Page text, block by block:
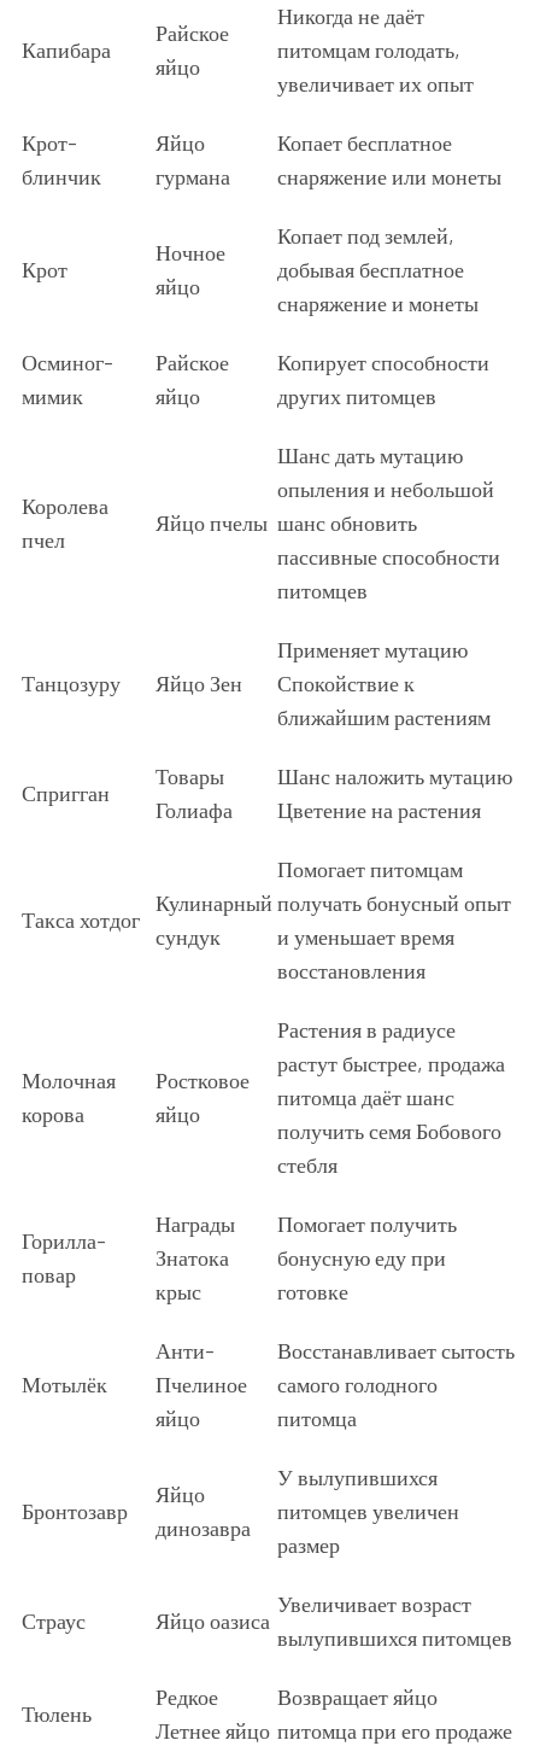
Капибара
Райское
яйцо
Никогда не даёт
питомцам голодать,
увеличивает их опыт
Крот-
блинчик
Яйцо
гурмана
Копает бесплатное
снаряжение или монеты
Крот
Ночное
яйцо
Копает под землей,
добывая бесплатное
снаряжение и монеты
Осминог-
мимик
Райское
яйцо
Копирует способности
других питомцев
Королева
пчел
Яйцо пчелы
Шанс дать мутацию
опыления и небольшой
шанс обновить
пассивные способности
питомцев
Танцозуру Яйцо Зен
Применяет мутацию
Спокойствие к
ближайшим растениям
Спригган
Товары
Голиафа
Шанс наложить мутацию
Цветение на растения
Такса хотдог
Кулинарный
сундук
Помогает питомцам
получать бонусный опыт
и уменьшает время
восстановления
Молочная
корова
Ростковое
яйцо
Растения в радиусе
растут быстрее, продажа
питомца даёт шанс
получить семя Бобового
стебля
Горилла-
повар
Награды
Знатока
крыс
Помогает получить
бонусную еду при
готовке
Мотылёк
Анти-
Пчелиное
яйцо
Восстанавливает сытость
самого голодного
питомца
Бронтозавр
Яйцо
динозавра
У вылупившихся
питомцев увеличен
размер
Страус Яйцо оазиса
Увеличивает возраст
вылупившихся питомцев
Тюлень
Редкое
Летнее яйцо
Возвращает яйцо
питомца при его продаже